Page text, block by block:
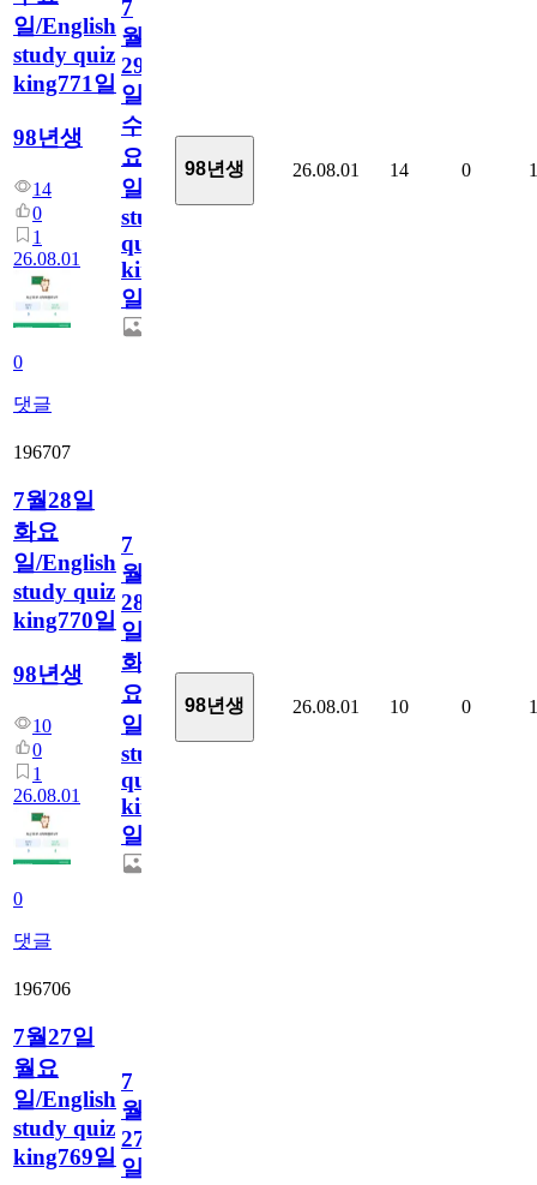
일/English
study quiz
king771일
98년생
14
0
1
26.08.01
0
댓글
7
월
29
일
수
요
일/English
study
quiz
king771
일
98년생 26.08.01 14 0 1
196707
7월28일
화요
일/English
study quiz
king770일
98년생
10
0
1
26.08.01
0
댓글
7
월
28
일
화
요
일/English
study
quiz
king770
일
98년생 26.08.01 10 0 1
196706
7월27일
월요
일/English
study quiz
king769일
7
월
27
일